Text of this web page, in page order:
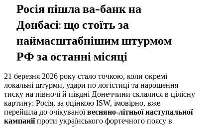
Росія пішла ва-банк на
Донбасі: що стоїть за
наймасштабнішим штурмом
РФ за останні місяці
21 березня 2026 року стало точкою, коли окремі
локальні штурми, удари по логістиці та нарощення
тиску на півночі й півдні Донеччини склалися в цілісну
картину: Росія, за оцінкою ISW, імовірно, вже
перейшла до очікуваноївесняно-літньої наступальної
кампаніїпроти українського фортечного поясу в